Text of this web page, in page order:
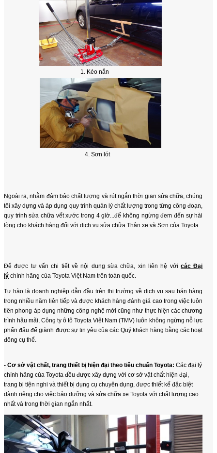
1. Kéo nắn
4. Sơn lót
Ngoài ra, nhằm đảm bảo chất lượng và rút ngắn thời gian sửa chữa, chúng
tôi xây dựng và áp dụng quy trình quản lý chất lượng trong từng công đoạn,
quy trình sửa chữa vết xước trong 4 giờ...để không ngừng đem đến sự hài
lòng cho khách hàng đối với dịch vụ sửa chữa Thân xe và Sơn của Toyota.
Để được tư vấn chi tiết về nội dung sừa chữa, xin liên hệ vớicác Đại
lý chính hãng của Toyota Việt Nam trên toàn quốc.
Tự hào là doanh nghiệp dẫn đầu trên thị trường về dịch vụ sau bán hàng
trong nhiều năm liên tiếp và được khách hàng đánh giá cao trong việc luôn
tiên phong áp dụng những công nghệ mới cũng như thực hiện các chương
trình hậu mãi, Công ty ô tô Toyota Việt Nam (TMV) luôn không ngừng nỗ lực
phấn đấu để giành được sự tin yêu của các Quý khách hàng bằng các hoạt
đông cụ thể.
- Cơ sở vật chất, trang thiết bị hiện đại theo tiêu chuẩn Toyota: Các đại lý
chính hãng của Toyota đều được xây dựng với cơ sở vật chất hiện đại,
trang bị tiện nghi và thiết bị dụng cụ chuyên dụng, được thiết kế đặc biệt
dành riêng cho việc bảo dưỡng và sửa chữa xe Toyota với chất lượng cao
nhất và trong thời gian ngắn nhất.